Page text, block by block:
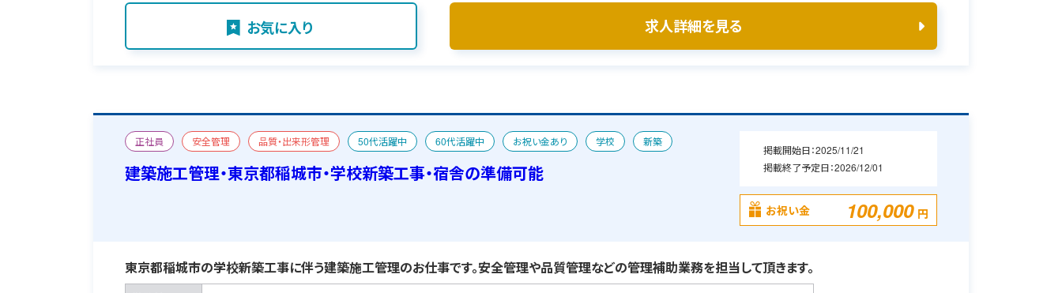
お気に入り 求人詳細を見る
正社員 安全管理 品質・出来形管理 50代活躍中 60代活躍中 お祝い金あり 学校
新築
宿舎あり
建築施工管理・東京都稲城市・学校新築工事・宿舎の準備可能
掲載開始日：2025/11/21
掲載終了予定日：2026/12/01
お祝い金 100,000 円
東京都稲城市の学校新築工事に伴う建築施工管理のお仕事です。安全管理や品質管理などの管理補助業務を担当して頂きます。